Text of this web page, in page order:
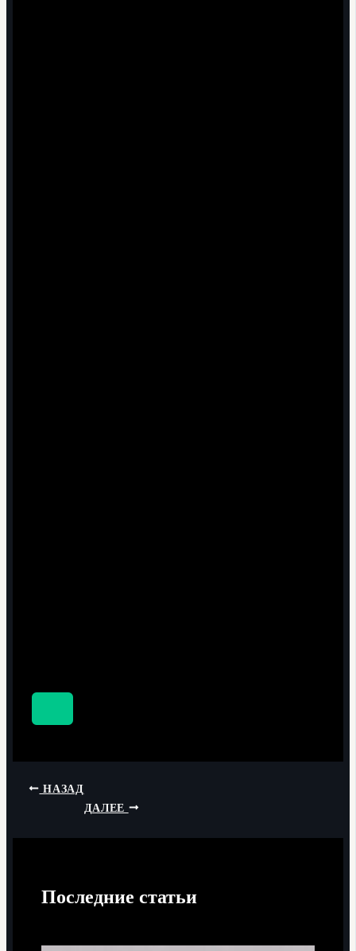
НАЗАД
ДАЛЕЕ
Последние статьи